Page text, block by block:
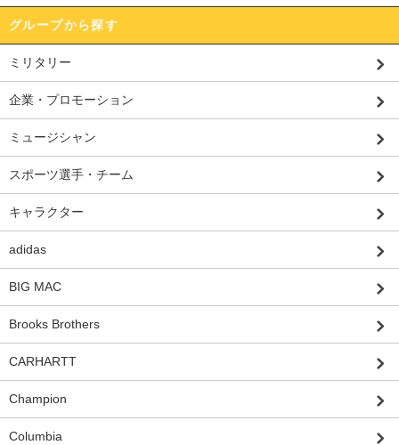
グループから探す
ミリタリー
企業・プロモーション
ミュージシャン
スポーツ選手・チーム
キャラクター
adidas
BIG MAC
Brooks Brothers
CARHARTT
Champion
Columbia